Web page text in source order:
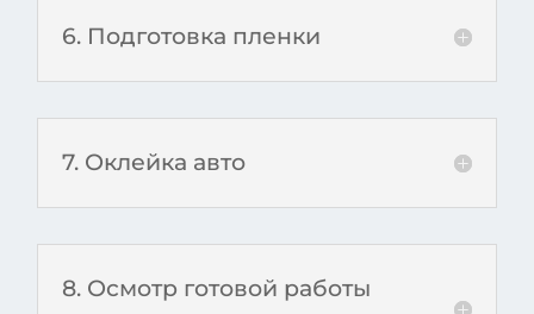
6. Подготовка пленки
7. Оклейка авто
8. Осмотр готовой работы